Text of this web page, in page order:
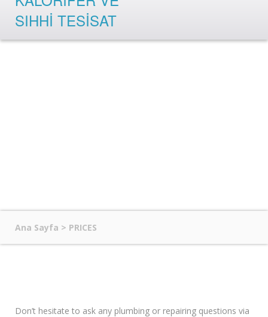
ANA SAYFA HAKKIMIZDA
SIHHI TESISAT MEKANIK KALORIFER
Ana Sayfa > PRICES
Don’t hesitate to ask any plumbing or repairing questions via